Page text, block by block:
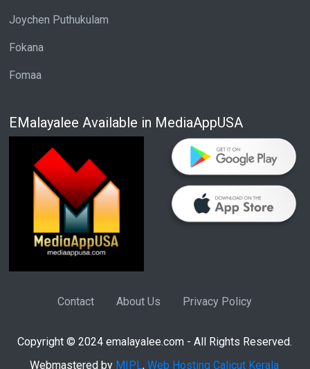
Joychen Puthukulam
Fokana
Fomaa
EMalayalee Available in MediaAppUSA
Contact About Us Privacy Policy
Copyright © 2024 emalayalee.com - All Rights Reserved.
Webmastered by MIPL, Web Hosting Calicut Kerala